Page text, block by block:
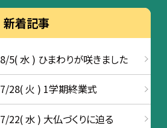
新着記事
8/5( 水 ) ひまわりが咲きました
7/28( 火 ) 1学期終業式
7/22( 水 ) 大仏づくりに迫る